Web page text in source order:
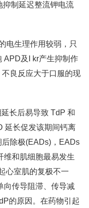
制延迟整流钾电流
电生理作用较弱，只
APD及I kr产生抑制作
良反应大于口服的现
长后易导致 TdP 和
延长促发该期间钙离
除极(EADs)，EADs
维和肌细胞最易发生
心室肌的复极不一
向传导阻滞、传导减
的原因。在药物引起